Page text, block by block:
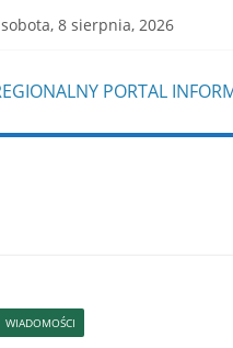
sobota, 8 sierpnia, 2026
WIADOMOŚCI